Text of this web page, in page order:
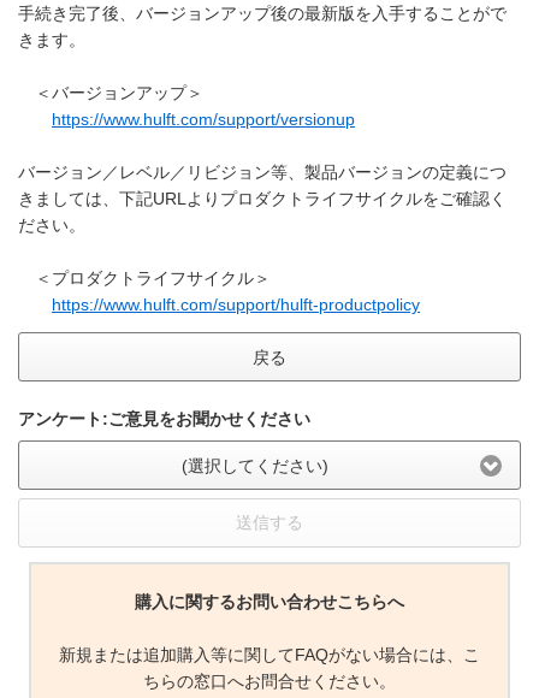
手続き完了後、バージョンアップ後の最新版を入手することがで
きます。
＜バージョンアップ＞
https://www.hulft.com/support/versionup
バージョン／レベル／リビジョン等、製品バージョンの定義につ
きましては、下記URLよりプロダクトライフサイクルをご確認く
ださい。
＜プロダクトライフサイクル＞
https://www.hulft.com/support/hulft-productpolicy
戻る
アンケート:ご意見をお聞かせください
(選択してください)
送信する
購入に関するお問い合わせこちらへ
新規または追加購入等に関してFAQがない場合には、こ
ちらの窓口へお問合せください。